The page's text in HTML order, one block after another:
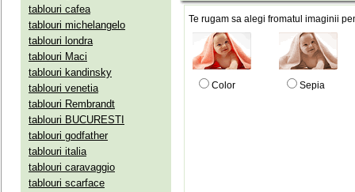
tablouri cafea
tablouri michelangelo
tablouri londra
tablouri Maci
tablouri kandinsky
tablouri venetia
tablouri Rembrandt
tablouri BUCURESTI
tablouri godfather
tablouri italia
tablouri caravaggio
tablouri scarface
Te rugam sa alegi fromatul imaginii
Color Sepia